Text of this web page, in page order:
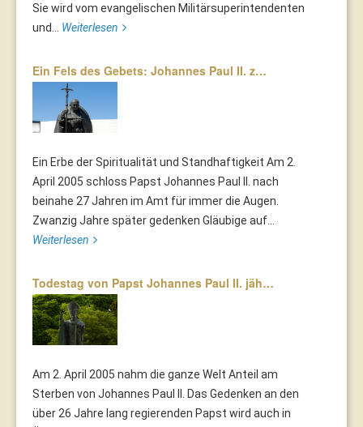
Sie wird vom evangelischen Militärsuperintendenten
und... Weiterlesen
Ein Fels des Gebets: Johannes Paul II. z…
Ein Erbe der Spiritualität und Standhaftigkeit Am 2.
April 2005 schloss Papst Johannes Paul II. nach
beinahe 27 Jahren im Amt für immer die Augen.
Zwanzig Jahre später gedenken Gläubige auf...
Weiterlesen
Todestag von Papst Johannes Paul II. jäh…
Am 2. April 2005 nahm die ganze Welt Anteil am
Sterben von Johannes Paul II. Das Gedenken an den
über 26 Jahre lang regierenden Papst wird auch in